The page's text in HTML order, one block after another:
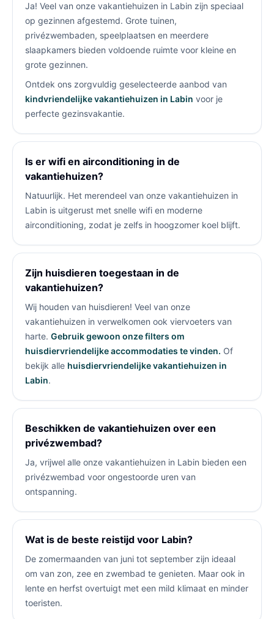
Ja! Veel van onze vakantiehuizen in Labin zijn speciaal
op gezinnen afgestemd. Grote tuinen,
privézwembaden, speelplaatsen en meerdere
slaapkamers bieden voldoende ruimte voor kleine en
grote gezinnen.
Ontdek ons zorgvuldig geselecteerde aanbod van
kindvriendelijke vakantiehuizen in Labin voor je
perfecte gezinsvakantie.
Is er wifi en airconditioning in de
vakantiehuizen?
Natuurlijk. Het merendeel van onze vakantiehuizen in
Labin is uitgerust met snelle wifi en moderne
airconditioning, zodat je zelfs in hoogzomer koel blijft.
Zijn huisdieren toegestaan in de
vakantiehuizen?
Wij houden van huisdieren! Veel van onze
vakantiehuizen in verwelkomen ook viervoeters van
harte. Gebruik gewoon onze filters om
huisdiervriendelijke accommodaties te vinden. Of
bekijk alle huisdiervriendelijke vakantiehuizen in
Labin.
Beschikken de vakantiehuizen over een
privézwembad?
Ja, vrijwel alle onze vakantiehuizen in Labin bieden een
privézwembad voor ongestoorde uren van
ontspanning.
Wat is de beste reistijd voor Labin?
De zomermaanden van juni tot september zijn ideaal
om van zon, zee en zwembad te genieten. Maar ook in
lente en herfst overtuigt met een mild klimaat en minder
toeristen.